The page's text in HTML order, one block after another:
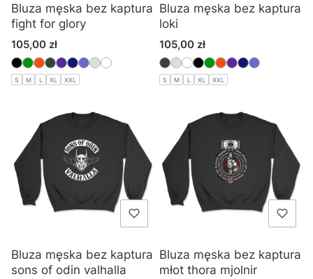
Bluza męska bez kaptura
fight for glory
Cena
105,00 zł
S M L XL XXL
Bluza męska bez kaptura
loki
Cena
105,00 zł
S M L XL XXL
Bluza męska bez kaptura
sons of odin valhalla
Bluza męska bez kaptura
młot thora mjolnir